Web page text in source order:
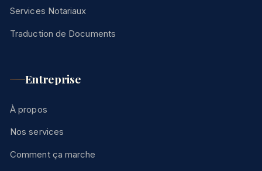
Services Notariaux
Traduction de Documents
Entreprise
À propos
Nos services
Comment ça marche